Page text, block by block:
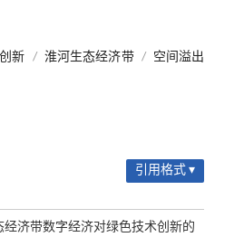
新 / 淮河生态经济带 /
空间溢出
引用格式 ▾
经济带数字经济对绿色技术创新的